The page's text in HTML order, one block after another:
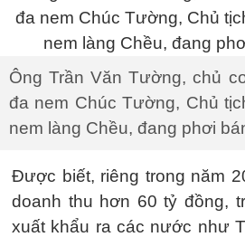
Ông Trần Văn Tường, chủ
đa nem Chúc Tường, Chủ
nem làng Chều, đang phơi
Được biết, riêng trong năm
doanh thu hơn 60 tỷ đồng,
xuất khẩu ra các nước như